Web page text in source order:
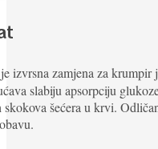
izvrsna zamjena za krumpir
slabiju apsorpciju
šećera u krvi.